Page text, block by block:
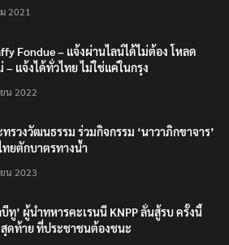
2021
Fondue – แจ้งผ่านไลน์ได้ไม่ต้อง โหลด
– แจ้งได้ทั่วไทย ไม่ใช่แค่ในกรุง
น 2022
รวงวัฒนธรรม ร่วมกิจกรรม ‘นาวาภิกขาจาร’
ยตักบาตรทางน้ำ
น 2023
ทู’ ผู้นำทหารคะเรนนี KNPP ลั่นสู้รบ ครั้งนี้
สุดท้าย ที่ประชาชนต้องชนะ